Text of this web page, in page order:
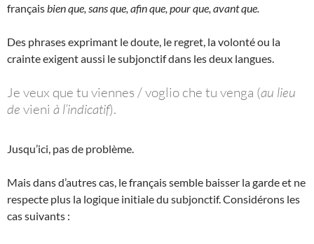
françaisbien que, sans que, afin que, pour que, avant que.
Des phrases exprimant le doute, le regret, la volonté ou la
crainte exigent aussi le subjonctif dans les deux langues.
Je veux que tu viennes / voglio che tu venga (au lieu
de vieni à l’indicatif).
Jusqu’ici, pas de problème.
Mais dans d’autres cas, le français semble baisser la garde et ne
respecte plus la logique initiale du subjonctif. Considérons les
cas suivants :